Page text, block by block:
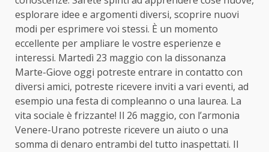
esplorare idee e argomenti diversi, scoprire nuovi
modi per esprimere voi stessi. È un momento
eccellente per ampliare le vostre esperienze e
interessi. Martedì 23 maggio con la dissonanza
Marte-Giove oggi potreste entrare in contatto con
diversi amici, potreste ricevere inviti a vari eventi, ad
esempio una festa di compleanno o una laurea. La
vita sociale è frizzante! Il 26 maggio, con l’armonia
Venere-Urano potreste ricevere un aiuto o una
somma di denaro entrambi del tutto inaspettati. Il